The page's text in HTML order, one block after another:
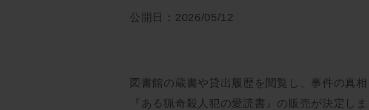
公開日：2026/05/12
図書館の蔵書や貸出履歴を閲覧し、事件の真
『ある猟奇殺人犯の愛読書』の販売が決定しま